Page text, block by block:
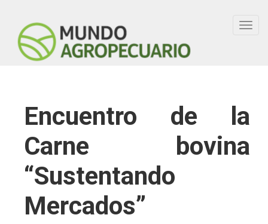
Encuentro de la
Carne bovina
“Sustentando
Mercados”